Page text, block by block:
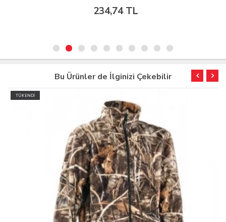
234,74 TL
Bu Ürünler de İlginizi Çekebilir
TÜKENDİ